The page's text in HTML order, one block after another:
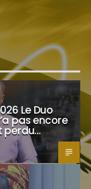
Le Duo
pas encore
perdu…